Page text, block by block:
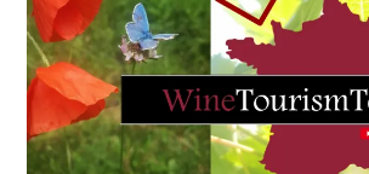
RESTAURATEUR,
CHEF,
CUISINIER,
ŒNOLOGUE,
SOMMELIER
SALONS
INTERNATIONAUX,